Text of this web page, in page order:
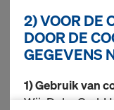
6 producten
Meest gezocht
2) VOOR DE
DOOR DE
GEGEVENS
1) Gebruik van
Wij, Doka